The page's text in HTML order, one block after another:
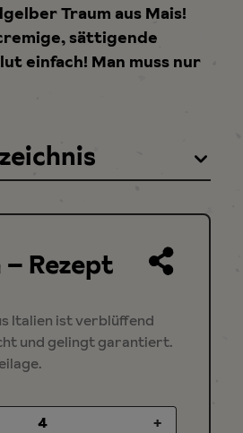
Traum aus Mais!
sättigende
einfach! Man muss nur
Rezept
Italien ist verblüffend
und gelingt garantiert.
+